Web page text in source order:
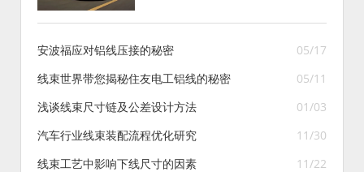
05/17
安波福应对铝线压接的秘密
05/11
线束世界带您揭秘住友电工铝线的秘密
01/03
浅谈线束尺寸链及公差设计方法
11/30
汽车行业线束装配流程优化研究
11/22
线束工艺中影响下线尺寸的因素